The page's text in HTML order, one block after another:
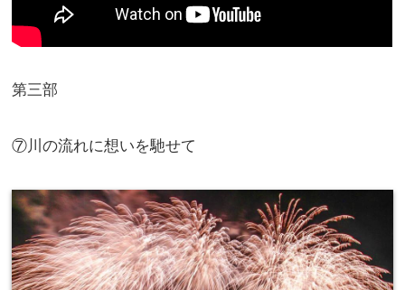
第三部
⑦川の流れに想いを馳せて